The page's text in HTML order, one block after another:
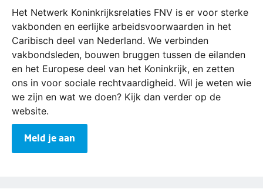
Het Netwerk Koninkrijksrelaties FNV is er voor sterke
vakbonden en eerlijke arbeidsvoorwaarden in het
Caribisch deel van Nederland. We verbinden
vakbondsleden, bouwen bruggen tussen de eilanden
en het Europese deel van het Koninkrijk, en zetten
ons in voor sociale rechtvaardigheid. Wil je weten wie
we zijn en wat we doen? Kijk dan verder op de
website.
Meld je aan